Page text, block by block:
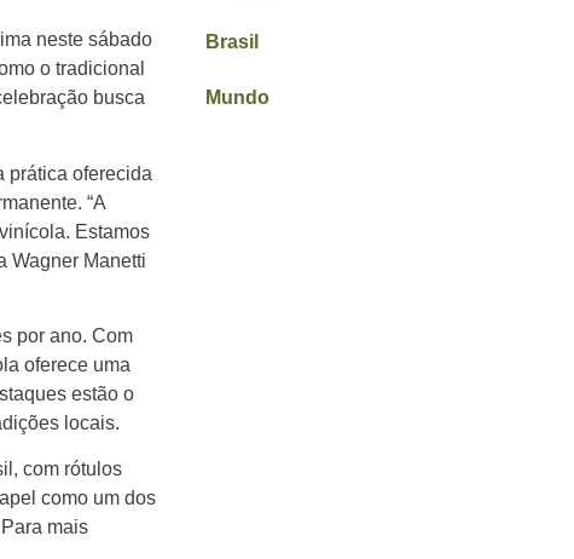
neste sábado
o tradicional
busca
prática oferecida
“A
Estamos
Wagner Manetti
por ano. Com
oferece uma
estão o
locais.
com rótulos
como um dos
mais
Brasil
Mundo